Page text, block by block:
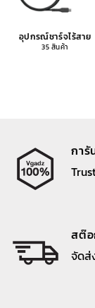
อุปกรณ์ชาร์จไร้สาย
35 สินค้า
การั
สต๊
จัดส่